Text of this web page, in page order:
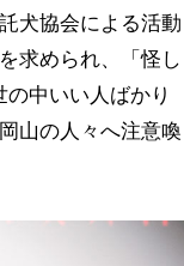
犬協会による活動
求められ、「怪し
中いい人ばかり
山の人々へ注意喚